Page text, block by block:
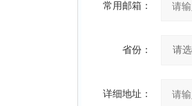
常用邮箱：
省份：
详细地址：